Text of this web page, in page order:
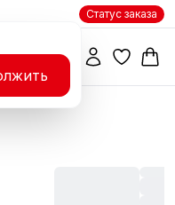
Статус заказа